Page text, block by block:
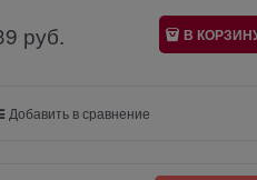
руб. В
Добавить в сравнение